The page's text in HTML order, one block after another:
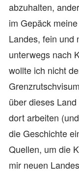
abzuhalten,
im Gepäck
Landes, fein und
unterwegs nach
wollte ich nicht
über dieses
dort arbeiten
die Geschichte
Quellen, um die
mir neuen